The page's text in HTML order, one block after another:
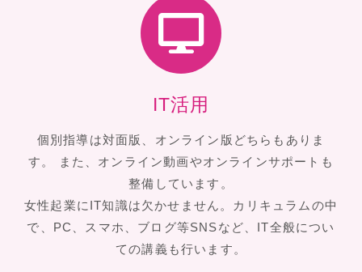
IT活用
個別指導は対面版、オンライン版どちらもありま
す。 また、オンライン動画やオンラインサポートも
整備しています。
女性起業にIT知識は欠かせません。カリキュラムの中
で、PC、スマホ、ブログ等SNSなど、IT全般につい
ての講義も行います。